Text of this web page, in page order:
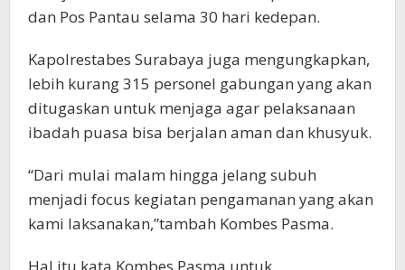
dan Pos Pantau selama 30 hari kedepan.
Kapolrestabes Surabaya juga mengungkapkan,
lebih kurang 315 personel gabungan yang akan
ditugaskan untuk menjaga agar pelaksanaan
ibadah puasa bisa berjalan aman dan khusyuk.
“Dari mulai malam hingga jelang subuh
menjadi focus kegiatan pengamanan yang akan
kami laksanakan,”tambah Kombes Pasma.